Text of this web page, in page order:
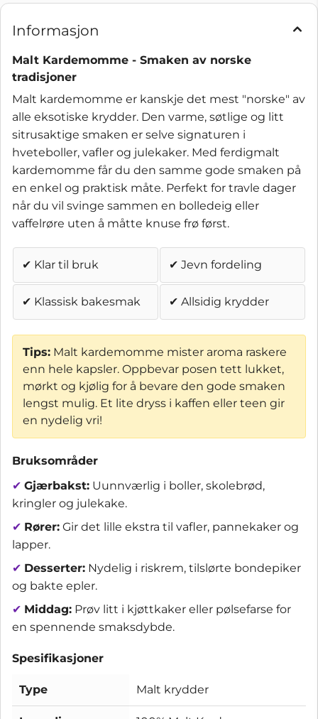
Informasjon
Malt Kardemomme - Smaken av norske
tradisjoner
Malt kardemomme er kanskje det mest "norske" av
alle eksotiske krydder. Den varme, søtlige og litt
sitrusaktige smaken er selve signaturen i
hveteboller, vafler og julekaker. Med ferdigmalt
kardemomme får du den samme gode smaken på
en enkel og praktisk måte. Perfekt for travle dager
når du vil svinge sammen en bolledeig eller
vaffelrøre uten å måtte knuse frø først.
✔ Klar til bruk ✔ Jevn fordeling
✔ Klassisk bakesmak ✔ Allsidig krydder
Tips: Malt kardemomme mister aroma raskere
enn hele kapsler. Oppbevar posen tett lukket,
mørkt og kjølig for å bevare den gode smaken
lengst mulig. Et lite dryss i kaffen eller teen gir
en nydelig vri!
Bruksområder
✔ Gjærbakst: Uunnværlig i boller, skolebrød,
kringler og julekake.
✔ Rører: Gir det lille ekstra til vafler, pannekaker og
lapper.
✔ Desserter: Nydelig i riskrem, tilslørte bondepiker
og bakte epler.
✔ Middag: Prøv litt i kjøttkaker eller pølsefarse for
en spennende smaksdybde.
Spesifikasjoner
Type Malt krydder